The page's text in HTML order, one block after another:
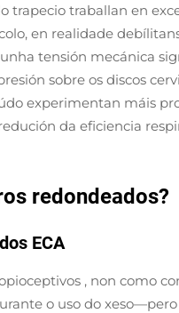
trapecio traballan en
en realidade
tensión mecánica
sobre os discos
experimentan máis
da eficiencia
redondeados?
ECA
, non como
o uso do